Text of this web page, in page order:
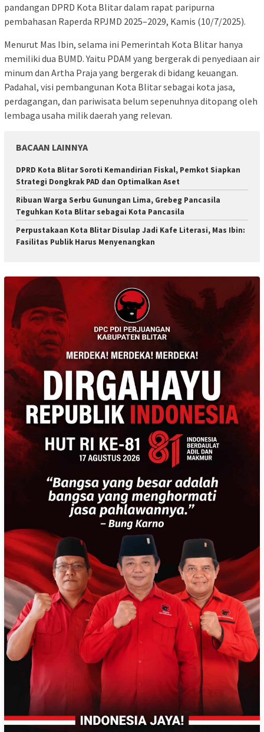
pandangan DPRD Kota Blitar dalam rapat paripurna
pembahasan Raperda RPJMD 2025–2029, Kamis (10/7/2025).
Menurut Mas Ibin, selama ini Pemerintah Kota Blitar hanya
memiliki dua BUMD. Yaitu PDAM yang bergerak di penyediaan air
minum dan Artha Praja yang bergerak di bidang keuangan.
Padahal, visi pembangunan Kota Blitar sebagai kota jasa,
perdagangan, dan pariwisata belum sepenuhnya ditopang oleh
lembaga usaha milik daerah yang relevan.
BACAAN LAINNYA
DPRD Kota Blitar Soroti Kemandirian Fiskal, Pemkot Siapkan
Strategi Dongkrak PAD dan Optimalkan Aset
Ribuan Warga Serbu Gunungan Lima, Grebeg Pancasila
Teguhkan Kota Blitar sebagai Kota Pancasila
Perpustakaan Kota Blitar Disulap Jadi Kafe Literasi, Mas Ibin:
Fasilitas Publik Harus Menyenangkan